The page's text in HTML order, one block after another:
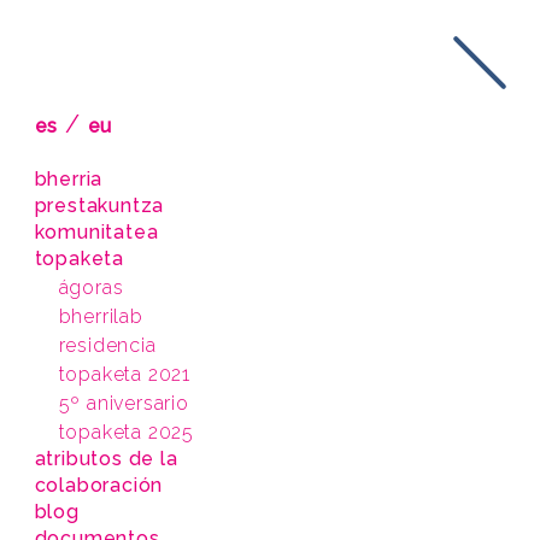
es / eu
bherria
prestakuntza
komunitatea
topaketa
ágoras
bherrilab
residencia
topaketa 2021
5º aniversario
topaketa 2025
atributos de la
colaboración
blog